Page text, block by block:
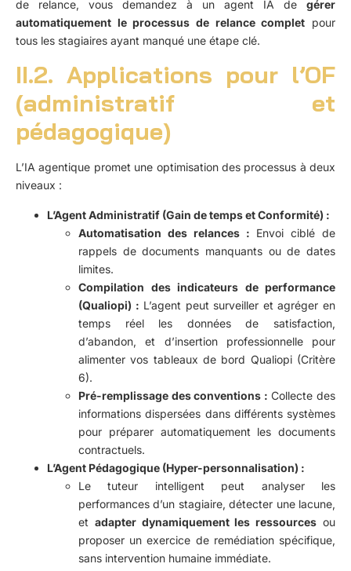
de relance, vous demandez à un agent IA de gérer
automatiquement le processus de relance complet pour
tous les stagiaires ayant manqué une étape clé.
II.2. Applications pour l’OF
(administratif et
pédagogique)
L’IA agentique promet une optimisation des processus à deux
niveaux :
L’Agent Administratif (Gain de temps et Conformité) :
Automatisation des relances : Envoi ciblé de
rappels de documents manquants ou de dates
limites.
Compilation des indicateurs de performance
(Qualiopi) : L’agent peut surveiller et agréger en
temps réel les données de satisfaction,
d’abandon, et d’insertion professionnelle pour
alimenter vos tableaux de bord Qualiopi (Critère
6).
Pré-remplissage des conventions : Collecte des
informations dispersées dans différents systèmes
pour préparer automatiquement les documents
contractuels.
L’Agent Pédagogique (Hyper-personnalisation) :
Le tuteur intelligent peut analyser les
performances d’un stagiaire, détecter une lacune,
et adapter dynamiquement les ressources ou
proposer un exercice de remédiation spécifique,
sans intervention humaine immédiate.